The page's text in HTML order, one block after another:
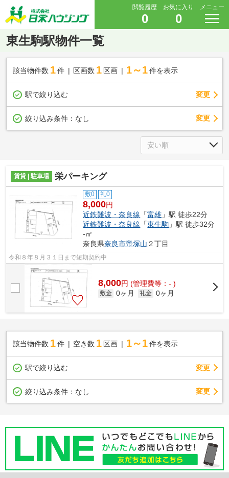
閲覧履歴
0
お気に入り
0
メニュー
東生駒駅物件一覧
該当物件数 1件 区画数 1 区画 1～1 件を表示
駅で絞り込む 変更
絞り込み条件： なし 変更
賃貸 | 駐車場 栄パーキング
敷0 礼0
8,000円
近鉄難波・奈良線 「富雄 」駅 徒歩22分
近鉄難波・奈良線 「東生駒 」駅 徒歩32分
-㎡
奈良県奈良市帝塚山 ２丁目
令和８年８月３１日まで短期契約中
8,000円 (管理費等：- )
敷金 0ヶ月 礼金 0ヶ月
該当物件数 1件 空き数 1 区画 1～1 件を表示
駅で絞り込む 変更
絞り込み条件： なし 変更